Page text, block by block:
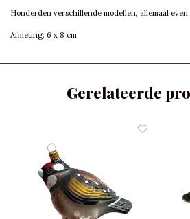
Honderden verschillende modellen, allemaal
Afmeting: 6 x 8 cm
Gerelateerde